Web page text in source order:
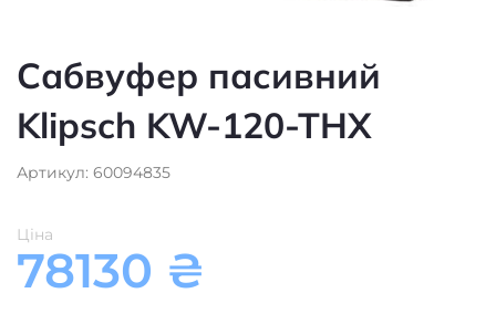
Сабвуфер пасивний
Klipsch KW-120-THX
Артикул: 60094835
Ціна
78130 ₴